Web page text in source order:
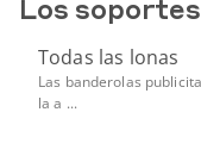
Los
Todas las lonas
Las banderolas
la a ...